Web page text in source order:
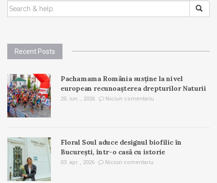
SEARCH
FOR:
Recent Posts
Pachamama România susține la nivel
european recunoașterea drepturilor Naturii
20. iun. , 2026 Niciun comentariu
Floral Soul aduce designul biofilic în
București, într-o casă cu istorie
03. apr. , 2026 Niciun comentariu